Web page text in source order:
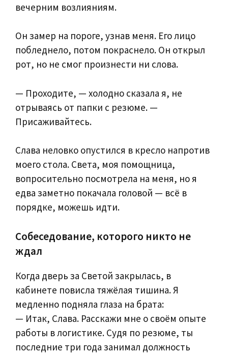
вечерним возлияниям.
Он замер на пороге, узнав меня. Его лицо
побледнело, потом покраснело. Он открыл
рот, но не смог произнести ни слова.
— Проходите, — холодно сказала я, не
отрываясь от папки с резюме. —
Присаживайтесь.
Слава неловко опустился в кресло напротив
моего стола. Света, моя помощница,
вопросительно посмотрела на меня, но я
едва заметно покачала головой — всё в
порядке, можешь идти.
Собеседование, которого никто не
ждал
Когда дверь за Светой закрылась, в
кабинете повисла тяжёлая тишина. Я
медленно подняла глаза на брата:
— Итак, Слава. Расскажи мне о своём опыте
работы в логистике. Судя по резюме, ты
последние три года занимал должность